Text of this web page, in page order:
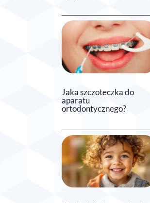
Jaka szczoteczka do
aparatu
ortodontycznego?